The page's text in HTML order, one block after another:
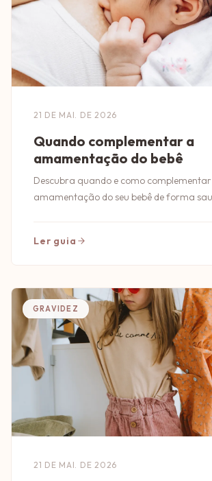
21 DE MAI. DE 2026
Quando complementar a
amamentação do bebê
Descubra quando e como
amamentação do seu bebê de forma
Ler guia
GRAVIDEZ
21 DE MAI. DE 2026